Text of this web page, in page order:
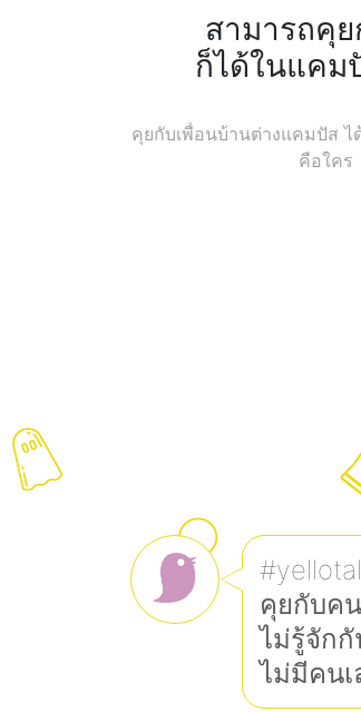
สามารถคุ
ก็ได้ในแคม
คุยกับเพื่อนบ้านต่างแคมปัส
คือใคร
คุยกับค
ไม่รู้จัก
ไม่มีคน